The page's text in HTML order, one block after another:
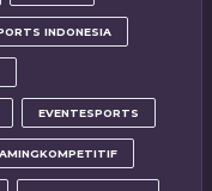
INDONESIA
EVENTESPORTS